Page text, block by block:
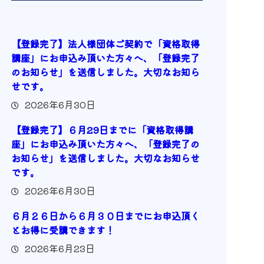
【登録完了】法人様団体ご契約で「資格取得
講座」にお申込み頂いた方々へ、「登録完了
のお知らせ」を送信しました。大切なお知ら
せです。
2026年6月30日
【登録完了】６月29日までに「資格取得講
座」にお申込み頂いた方々へ、「登録完了の
お知らせ」を送信しました。大切なお知らせ
です。
2026年6月30日
６月２６日から６月３０日までにお申込頂く
とお得に受講できます！
2026年6月23日